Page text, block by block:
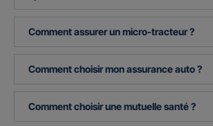
Comment assurer un micro-tracteur ?
Comment choisir mon assurance auto ?
Comment choisir une mutuelle santé ?